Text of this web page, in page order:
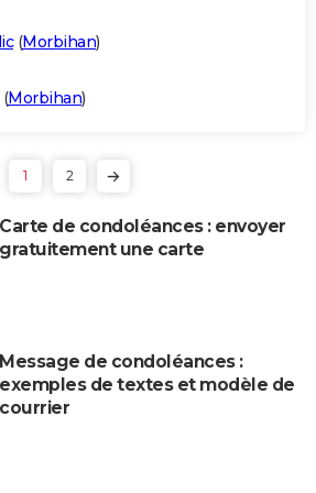
(Morbihan)
(Morbihan)
1 2
Carte de condoléances : envoyer
gratuitement une carte
Message de condoléances :
exemples de textes et modèle de
courrier